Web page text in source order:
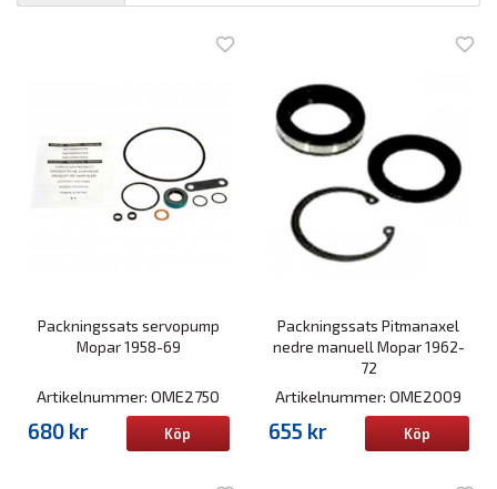
Packningssats servopump
Mopar 1958-69
Artikelnummer: OME2750
680 kr Köp
Packningssats Pitmanaxel
nedre manuell Mopar 1962-
72
Artikelnummer: OME2009
655 kr Köp